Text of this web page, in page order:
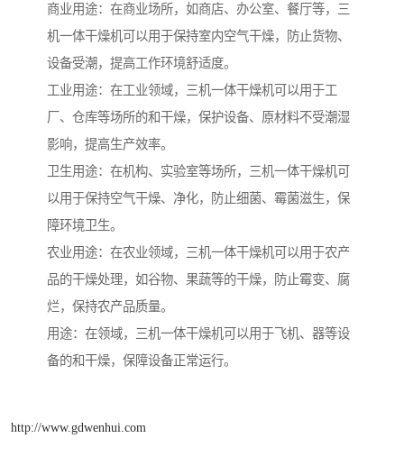
商业用途：在商业场所，如商店、办公室、餐厅等，三
机一体干燥机可以用于保持室内空气干燥，防止货物、
设备受潮，提高工作环境舒适度。
工业用途：在工业领域，三机一体干燥机可以用于工
厂、仓库等场所的和干燥，保护设备、原材料不受潮湿
影响，提高生产效率。
卫生用途：在机构、实验室等场所，三机一体干燥机可
以用于保持空气干燥、净化，防止细菌、霉菌滋生，保
障环境卫生。
农业用途：在农业领域，三机一体干燥机可以用于农产
品的干燥处理，如谷物、果蔬等的干燥，防止霉变、腐
烂，保持农产品质量。
用途：在领域，三机一体干燥机可以用于飞机、器等设
备的和干燥，保障设备正常运行。
http://www.gdwenhui.com